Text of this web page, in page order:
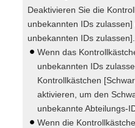
Deaktivieren Sie die
unbekannten IDs
unbekannten IDs zulassen].
Wenn das
unbekannten IDs
Kontrollkästchen
aktivieren, um den
unbekannte Abteilungs-
Wenn die